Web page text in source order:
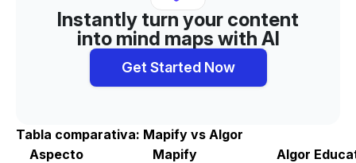
Instantly turn your content
into mind maps with AI
Get Started Now
Tabla comparativa: Mapify vs Algor
Aspecto
Mapify
Algor